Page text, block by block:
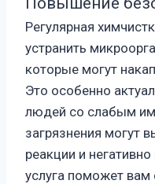
Регулярная
устранить
которые могут
Это особенно
людей со слабым
загрязнения могут
реакции и
услуга поможет вам